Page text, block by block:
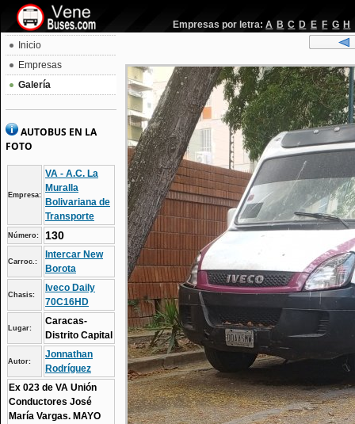
Empresas por letra: A B C D E F G H
Inicio
Empresas
Galería
AUTOBUS EN LA
FOTO
Empresa:
VA - A.C. La
Muralla
Bolivariana de
Transporte
Número: 130
Carroc.:
Intercar New
Borota
Chasis:
Iveco Daily
70C16HD
Lugar:
Caracas-
Distrito Capital
Autor:
Jonnathan
Rodríguez
Ex 023 de VA Unión
Conductores José
María Vargas. MAYO